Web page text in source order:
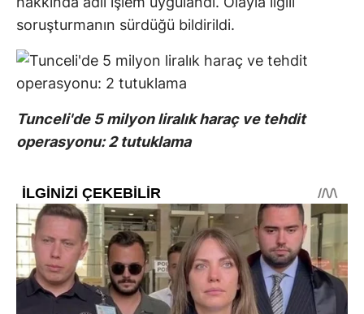
soruşturmanın sürdüğü bildirildi.
Tunceli'de 5 milyon liralık haraç ve tehdit
operasyonu: 2 tutuklama